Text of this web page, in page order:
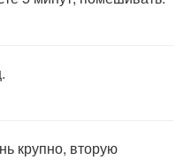
крупно, вторую